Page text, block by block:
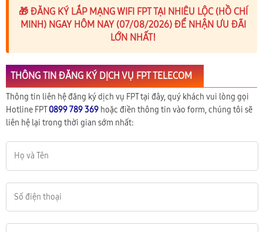
🎁 ĐĂNG KÝ LẮP MẠNG WIFI FPT TẠI NHIÊU LỘC (HỒ CHÍ
MINH) NGAY HÔM NAY (07/08/2026) ĐỂ NHẬN ƯU ĐÃI
LỚN NHẤT!
THÔNG TIN ĐĂNG KÝ DỊCH VỤ FPT TELECOM
Thông tin liên hệ đăng ký dịch vụ FPT tại đây, quý khách vui lòng gọi
Hotline FPT0899 789 369 hoặc điền thông tin vào form, chúng tôi sẽ
liên hệ lại trong thời gian sớm nhất: